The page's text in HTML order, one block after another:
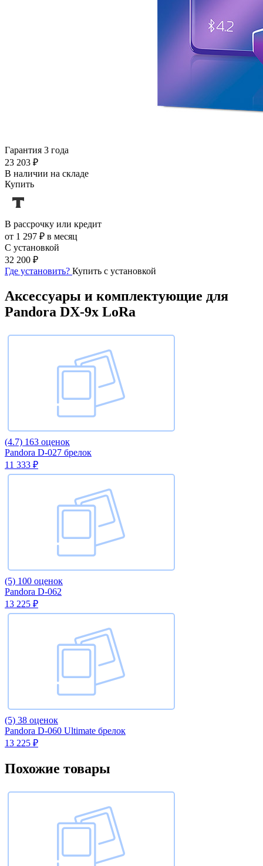
Гарантия 3 года
23 203 ₽
В наличии на складе
Купить
В рассрочку или кредит
от 1 297 ₽ в месяц
С установкой
32 200 ₽
Где установить? Купить с установкой
Аксессуары и комплектующие для
Pandora DX-9x LoRa
(4.7) 163 оценок
Pandora D-027 брелок
11 333 ₽
(5) 100 оценок
Pandora D-062
13 225 ₽
(5) 38 оценок
Pandora D-060 Ultimate брелок
13 225 ₽
Похожие товары